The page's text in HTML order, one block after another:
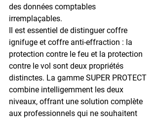
des données comptables
irremplaçables.
Il est essentiel de distinguer coffre
ignifuge et coffre anti-effraction : la
protection contre le feu et la protection
contre le vol sont deux propriétés
distinctes. La gamme SUPER PROTECT
combine intelligemment les deux
niveaux, offrant une solution complète
aux professionnels qui ne souhaitent